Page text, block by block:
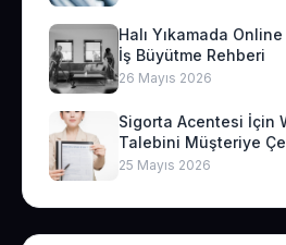
Halı Yıkamada
İş Büyütme Rehberi
26 Mayıs 2026
Sigorta Acentesi İçin
Talebini Müşteriye
25 Mayıs 2026